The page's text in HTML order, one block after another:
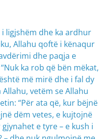
ligjshëm dhe ka ardhur
Allahu qoftë i kënaqur
dhe paqja e
ka rob që bën mëkat,
më mirë dhe i fal dy
vetëm se Allahu
“Për ata që, kur bëjnë
dëm vetes, e kujtojnë
e tyre – e kush i